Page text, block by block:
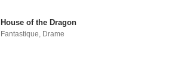
House of the Dragon
Fantastique, Drame